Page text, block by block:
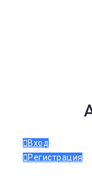
Вход
Регистрация